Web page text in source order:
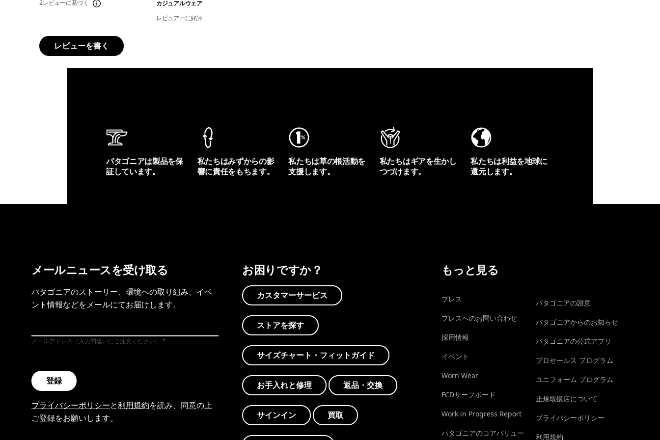
2レビューに基づく
カジュアルウェア
レビュアーに好評
レビューを書く
パタゴニアは製品を保
証しています。
私たちはみずからの影
響に責任をもちます。
私たちは草の根活動を
支援します。
私たちはギアを生かし
つづけます。
私たちは利益を地球に
還元します。
メールニュースを受け取る
パタゴニアのストーリー、環境への取り組み、イベ
ント情報などをメールにてお届けします。
メールアドレス（入力間違いにご注意ください）
登録
プライバシーポリシーと利用規約を読み、同意の上
ご登録をお願いします。
お困りですか？
カスタマーサービス
ストアを探す
サイズチャート・フィットガイド
お手入れと修理 返品・交換
サインイン 買取
もっと見る
プレス
プレスへのお問い合わせ
採用情報
イベント
Worn Wear
FCDサーフボード
Work in Progress Report
パタゴニアのコアバリュー
パタゴニアの謝意
パタゴニアからのお知らせ
パタゴニアの公式アプリ
プロセールス プログラム
ユニフォーム プログラム
正規取扱店について
プライバシーポリシー
利用規約